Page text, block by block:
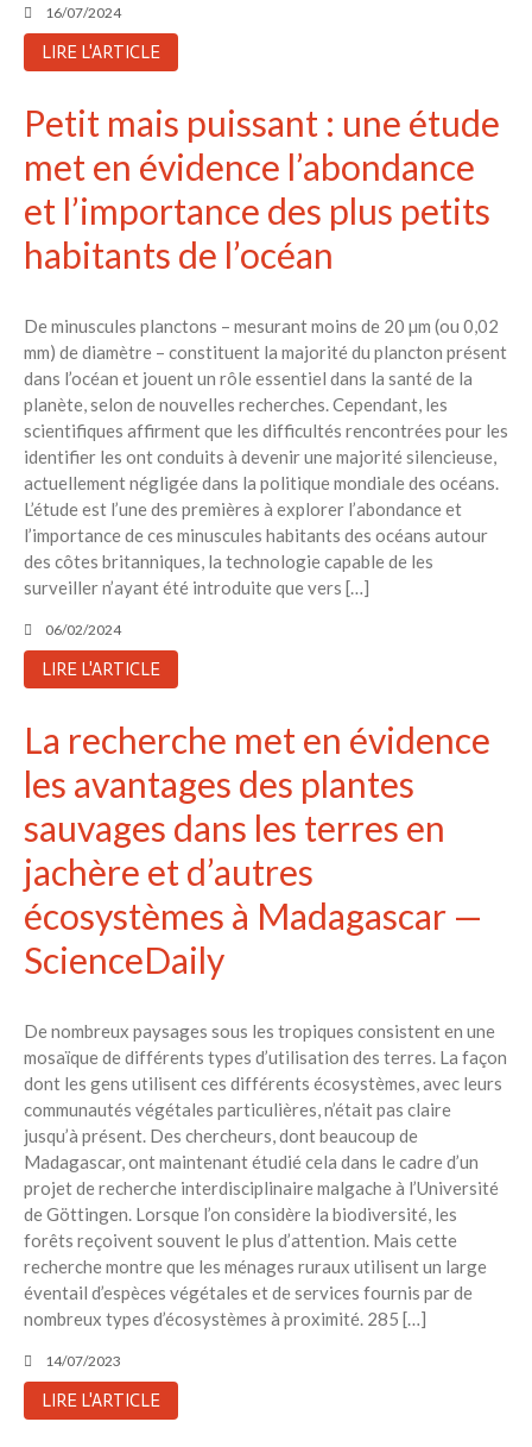
16/07/2024
LIRE L'ARTICLE
Petit mais puissant : une étude
met en évidence l’abondance
et l’importance des plus petits
habitants de l’océan
De minuscules planctons – mesurant moins de 20 µm (ou 0,02
mm) de diamètre – constituent la majorité du plancton présent
dans l’océan et jouent un rôle essentiel dans la santé de la
planète, selon de nouvelles recherches. Cependant, les
scientifiques affirment que les difficultés rencontrées pour les
identifier les ont conduits à devenir une majorité silencieuse,
actuellement négligée dans la politique mondiale des océans.
L’étude est l’une des premières à explorer l’abondance et
l’importance de ces minuscules habitants des océans autour
des côtes britanniques, la technologie capable de les
surveiller n’ayant été introduite que vers […]
06/02/2024
LIRE L'ARTICLE
La recherche met en évidence
les avantages des plantes
sauvages dans les terres en
jachère et d’autres
écosystèmes à Madagascar —
ScienceDaily
De nombreux paysages sous les tropiques consistent en une
mosaïque de différents types d’utilisation des terres. La façon
dont les gens utilisent ces différents écosystèmes, avec leurs
communautés végétales particulières, n’était pas claire
jusqu’à présent. Des chercheurs, dont beaucoup de
Madagascar, ont maintenant étudié cela dans le cadre d’un
projet de recherche interdisciplinaire malgache à l’Université
de Göttingen. Lorsque l’on considère la biodiversité, les
forêts reçoivent souvent le plus d’attention. Mais cette
recherche montre que les ménages ruraux utilisent un large
éventail d’espèces végétales et de services fournis par de
nombreux types d’écosystèmes à proximité. 285 […]
14/07/2023
LIRE L'ARTICLE